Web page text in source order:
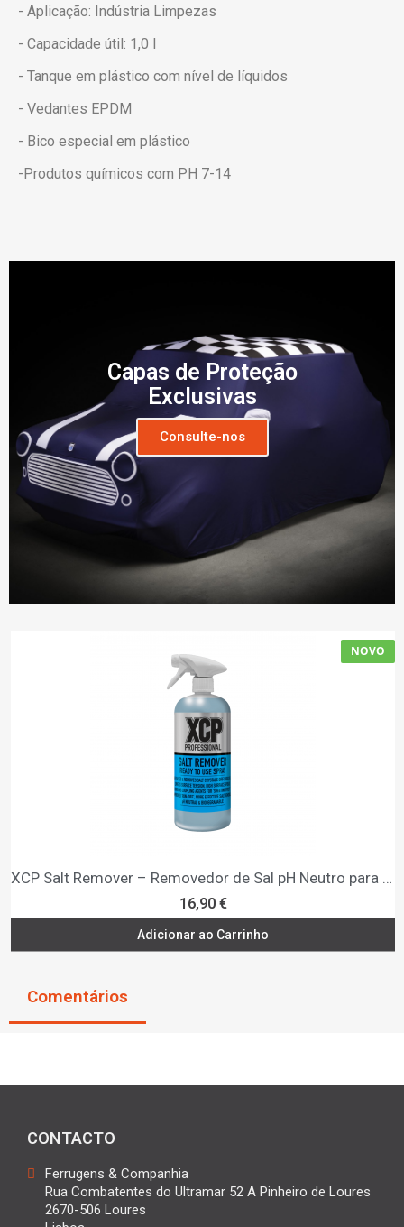
- Aplicação: Indústria Limpezas
- Capacidade útil: 1,0 l
- Tanque em plástico com nível de líquidos
- Vedantes EPDM
- Bico especial em plástico
-Produtos químicos com PH 7-14
Capas de Proteção
Exclusivas
Consulte-nos
NOVO
XCP Salt Remover – Removedor de Sal pH Neutro para Proteção Anticorrosão
16,90 €
Adicionar ao Carrinho
Comentários
CONTACTO
Ferrugens & Companhia
Rua Combatentes do Ultramar 52 A Pinheiro de Loures
2670-506 Loures